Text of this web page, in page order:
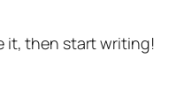
it, then start writing!